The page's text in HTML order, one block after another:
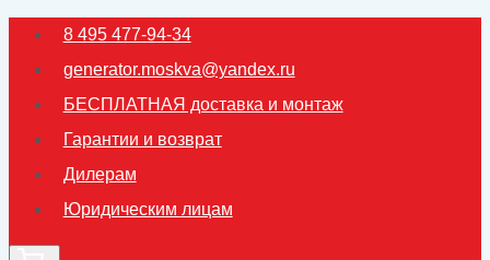
Перейти
содержимому
8 495 477-94-34
generator.moskva@yandex.ru
БЕСПЛАТНАЯ доставка и монтаж
Гарантии и возврат
Дилерам
Юридическим лицам